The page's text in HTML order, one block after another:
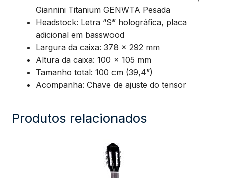
Giannini Titanium GENWTA Pesada
Headstock: Letra “S” holográfica, placa
adicional em basswood
Largura da caixa: 378 x 292 mm
Altura da caixa: 100 x 105 mm
Tamanho total: 100 cm (39,4”)
Acompanha: Chave de ajuste do tensor
Produtos relacionados